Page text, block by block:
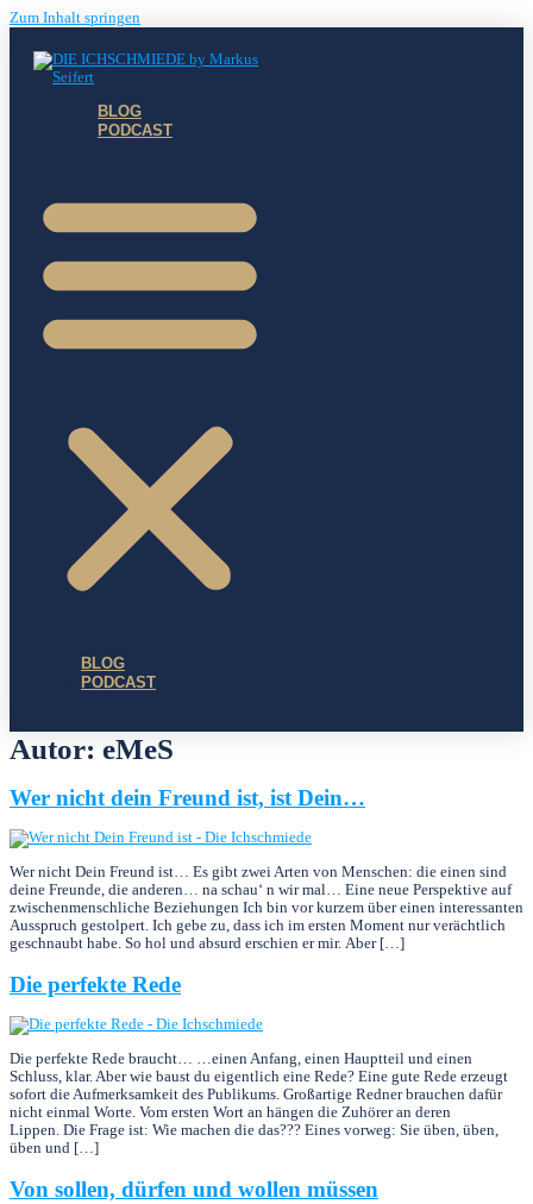
Zum Inhalt springen
BLOG
PODCAST
BLOG
PODCAST
Autor: eMeS
Wer nicht dein Freund ist, ist Dein…
Wer nicht Dein Freund ist… Es gibt zwei Arten von Menschen: die einen sind
deine Freunde, die anderen… na schau‘ n wir mal… Eine neue Perspektive auf
zwischenmenschliche Beziehungen Ich bin vor kurzem über einen interessanten
Ausspruch gestolpert. Ich gebe zu, dass ich im ersten Moment nur verächtlich
geschnaubt habe. So hol und absurd er­schien er mir. Aber […]
Die perfekte Rede
Die perfekte Rede braucht… …einen Anfang, einen Hauptteil und einen
Schluss, klar. Aber wie baust du eigentlich eine Rede? Eine gute Rede erzeugt
sofort die Aufmerksamkeit des Publikums. Großartige Redner brauchen dafür
nicht einmal Worte. Vom ersten Wort an hängen die Zuhörer an deren
Lippen. Die Frage ist: Wie machen die das??? Eines vorweg: Sie üben, üben,
üben und […]
Von sollen, dürfen und wollen müssen